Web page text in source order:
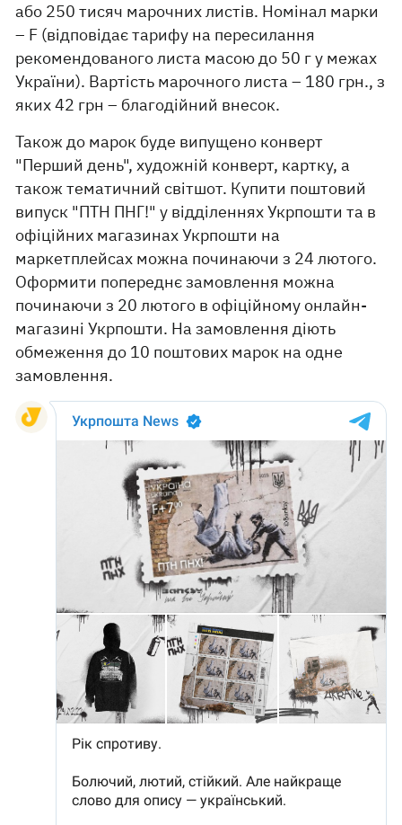
або 250 тисяч марочних листів. Номінал марки
– F (відповідає тарифу на пересилання
рекомендованого листа масою до 50 г у межах
України). Вартість марочного листа – 180 грн., з
яких 42 грн – благодійний внесок.
Також до марок буде випущено конверт
"Перший день", художній конверт, картку, а
також тематичний світшот. Купити поштовий
випуск "ПТН ПНГ!" у відділеннях Укрпошти та в
офіційних магазинах Укрпошти на
маркетплейсах можна починаючи з 24 лютого.
Оформити попереднє замовлення можна
починаючи з 20 лютого в офіційному онлайн-
магазині Укрпошти. На замовлення діють
обмеження до 10 поштових марок на одне
замовлення.